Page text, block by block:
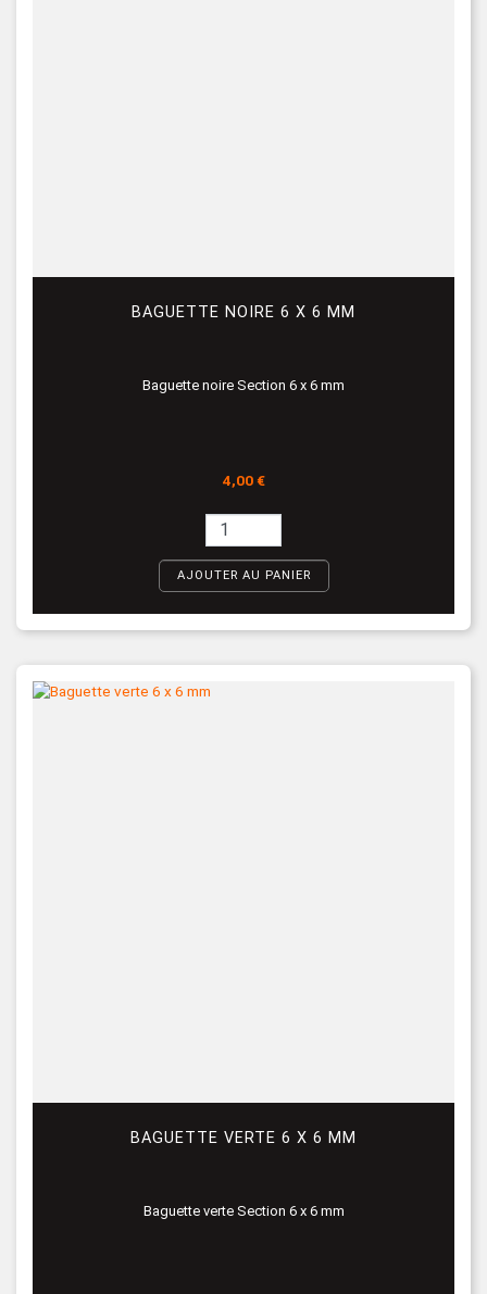
BAGUETTE NOIRE 6 X 6 MM
Baguette noire Section 6 x 6 mm
Prix
4,00 €
AJOUTER AU PANIER
BAGUETTE VERTE 6 X 6 MM
Baguette verte Section 6 x 6 mm